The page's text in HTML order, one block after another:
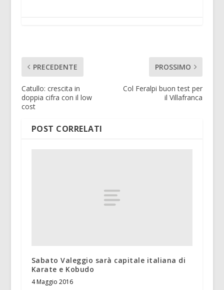
PRECEDENTE
Catullo: crescita in
doppia cifra con il low
cost
PROSSIMO
Col Feralpi buon test per
il Villafranca
POST CORRELATI
Sabato Valeggio sarà capitale italiana di
Karate e Kobudo
4 Maggio 2016